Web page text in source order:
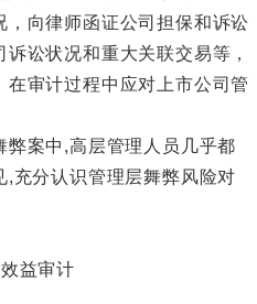
向律师函证公司担保和诉讼
讼状况和重大关联交易等，
在审计过程中应对上市公司管
案中,高层管理人员几乎都
,充分认识管理层舞弊风险对
益审计